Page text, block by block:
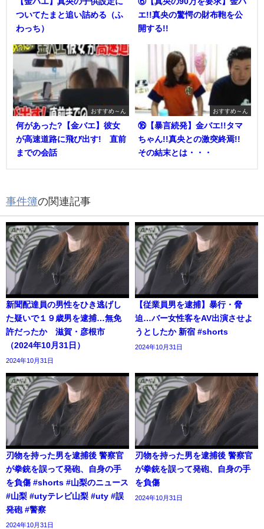
ついてたまと追い詰める（ふ
わっち）
エ!!真央の驚愕の財布鞄を公
開する!!
おすすめ～ん
何があった?【金バエ】彼女
が高速道路に飛び出す! 直前
までの会話
おすすめ～ん
⑯【暴言続発】金バエ!!タマ
ちゃん!!真央との激突終焉!!
その結末とは・・・
事件簿の関連記事
新聞配達員の男性をひき逃げし
た疑いで１９歳男を逮捕…無免
許だったか 滋賀・彦根市
（2024年10月31日）
2024年10月31日
【従業員男を逮捕】暴行・脅
迫…バー女性客をAV出演させよ
うとしたか 新宿 #shorts
2024年10月31日
刃物を持った男を逮捕後 警察官
が拳銃を誤って発砲、自身の手
を負傷 #shorts #山梨のニュース
#山梨 #utyテレビ山梨 #uty #誤
発砲 #警察
2024年10月31日
刃物を持った男を逮捕後 警察官
が拳銃を誤って発砲、自身の手
を負傷
2024年10月31日